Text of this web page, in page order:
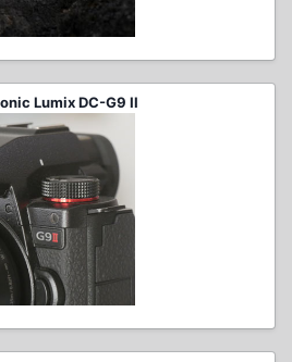
Lumix DC-G9 II